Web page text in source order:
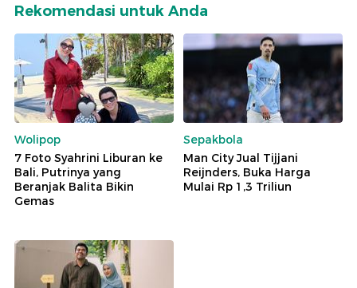
Rekomendasi untuk Anda
Wolipop
7 Foto Syahrini Liburan ke
Bali, Putrinya yang
Beranjak Balita Bikin
Gemas
Sepakbola
Man City Jual Tijjani
Reijnders, Buka Harga
Mulai Rp 1,3 Triliun